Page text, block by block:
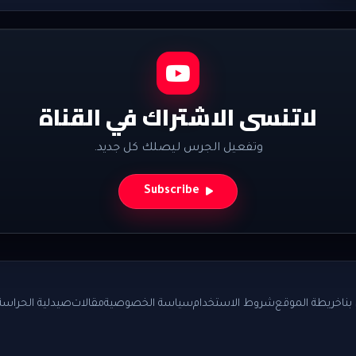
لاتنسى الاشتراك في القناة
وتفعيل الجرس ليصلك كل جديد.
Subscribe
خريطة الموقعشروط الاستخدامسياسة الخصوصيةمقالاتصيدلية